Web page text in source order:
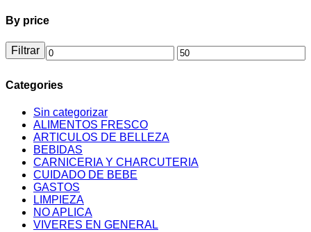
By price
Precio Precio
Filtrar
Categories
Sin categorizar
ALIMENTOS FRESCO
ARTICULOS DE BELLEZA
BEBIDAS
CARNICERIA Y CHARCUTERIA
CUIDADO DE BEBE
GASTOS
LIMPIEZA
NO APLICA
VIVERES EN GENERAL